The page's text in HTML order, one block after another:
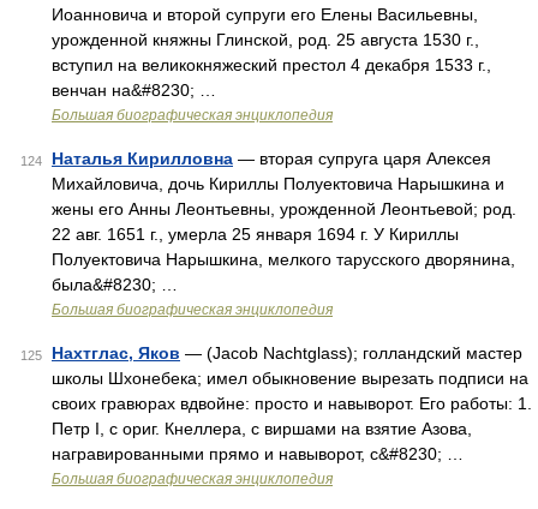
Иоанновича и второй супруги его Елены Васильевны,
урожденной княжны Глинской, род. 25 августа 1530 г.,
вступил на великокняжеский престол 4 декабря 1533 г.,
венчан на&#8230; …
Большая биографическая энциклопедия
124 Наталья Кирилловна — вторая супруга царя Алексея
Михайловича, дочь Кириллы Полуектовича Нарышкина и
жены его Анны Леонтьевны, урожденной Леонтьевой; род.
22 авг. 1651 г., умерла 25 января 1694 г. У Кириллы
Полуектовича Нарышкина, мелкого тарусского дворянина,
была&#8230; …
Большая биографическая энциклопедия
125 Нахтглас, Яков — (Jacob Nachtglass); голландский мастер
школы Шхонебека; имел обыкновение вырезать подписи на
своих гравюрах вдвойне: просто и навыворот. Его работы: 1.
Петр I, с ориг. Кнеллера, с виршами на взятие Азова,
награвированными прямо и навыворот, с&#8230; …
Большая биографическая энциклопедия